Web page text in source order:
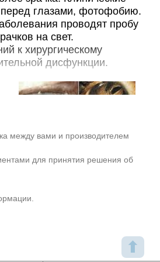
⬆
Запись
+7(383..показать
от 1850₽
при нажатии на цену.
глазами, фотофобию.
проводят пробу
на свет.
к хирургическому
дисфункции.
между вами и производителем
для принятия решения об